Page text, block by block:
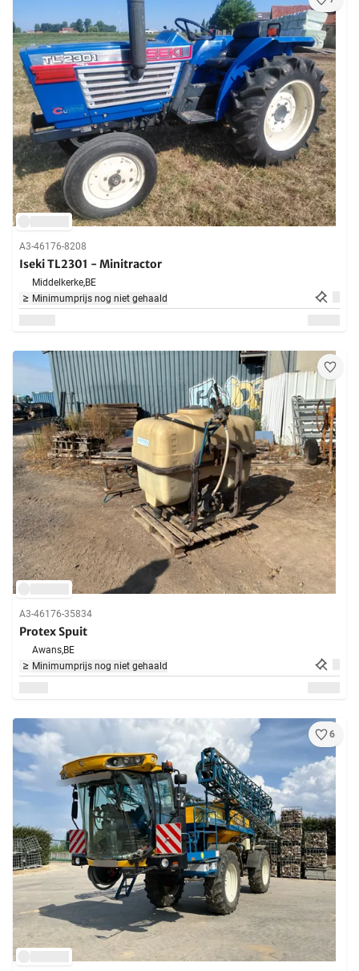
A3-46176-8208
Iseki TL2301 - Minitractor
Middelkerke,BE
Minimumprijs nog niet gehaald
A3-46176-35834
Protex Spuit
Awans,BE
Minimumprijs nog niet gehaald
6